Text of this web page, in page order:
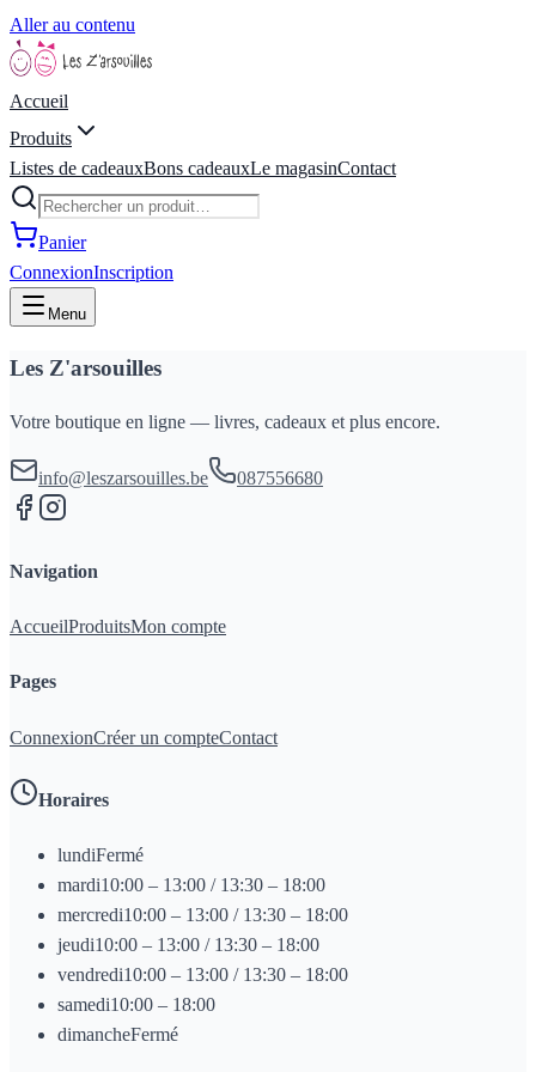
Aller au contenu
Accueil
Produits
Listes de cadeauxBons cadeauxLe magasinContact
Panier
ConnexionInscription
Menu
Les Z'arsouilles
Votre boutique en ligne — livres, cadeaux et plus encore.
info@leszarsouilles.be 087556680
Navigation
AccueilProduitsMon compte
Pages
ConnexionCréer un compteContact
Horaires
lundiFermé
mardi10:00 – 13:00 / 13:30 – 18:00
mercredi10:00 – 13:00 / 13:30 – 18:00
jeudi10:00 – 13:00 / 13:30 – 18:00
vendredi10:00 – 13:00 / 13:30 – 18:00
samedi10:00 – 18:00
dimancheFermé